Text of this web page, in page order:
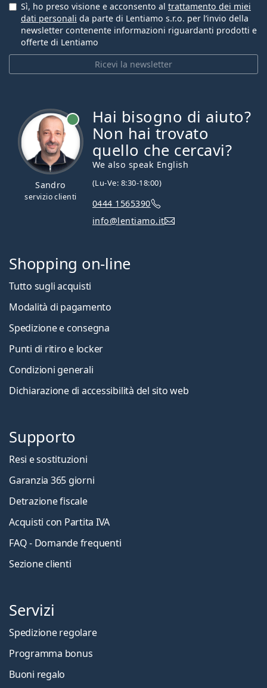
Ricevi la newsletter
Sì, ho preso visione e acconsento al trattamento dei miei
dati personali da parte di Lentiamo s.r.o. per l’invio della
newsletter contenente informazioni riguardanti prodotti e
offerte di Lentiamo
Sandro
servizio clienti
Hai bisogno di aiuto?
Non hai trovato
quello che cercavi?
We also speak English
(Lu-Ve: 8:30-18:00)
0444 1565390
info@lentiamo.it
Shopping on-line
Tutto sugli acquisti
Modalità di pagamento
Spedizione e consegna
Punti di ritiro e locker
Condizioni generali
Dichiarazione di accessibilità del sito web
Supporto
Resi e sostituzioni
Garanzia 365 giorni
Detrazione fiscale
Acquisti con Partita IVA
FAQ - Domande frequenti
Sezione clienti
Servizi
Spedizione regolare
Programma bonus
Buoni regalo